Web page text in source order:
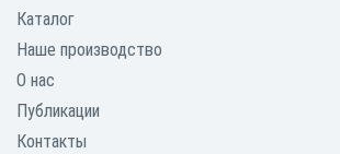
Каталог
Наше производство
О нас
Публикации
Контакты